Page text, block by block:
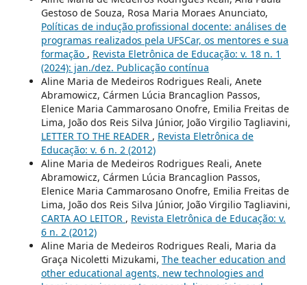
Gestoso de Souza, Rosa Maria Moraes Anunciato,
Políticas de indução profissional docente: análises de
programas realizados pela UFSCar, os mentores e sua
formação , Revista Eletrônica de Educação: v. 18 n. 1
(2024): jan./dez. Publicação contínua
Aline Maria de Medeiros Rodrigues Reali, Anete
Abramowicz, Cármen Lúcia Brancaglion Passos,
Elenice Maria Cammarosano Onofre, Emilia Freitas de
Lima, João dos Reis Silva Júnior, João Virgilio Tagliavini,
LETTER TO THE READER , Revista Eletrônica de
Educação: v. 6 n. 2 (2012)
Aline Maria de Medeiros Rodrigues Reali, Anete
Abramowicz, Cármen Lúcia Brancaglion Passos,
Elenice Maria Cammarosano Onofre, Emilia Freitas de
Lima, João dos Reis Silva Júnior, João Virgilio Tagliavini,
CARTA AO LEITOR , Revista Eletrônica de Educação: v.
6 n. 2 (2012)
Aline Maria de Medeiros Rodrigues Reali, Maria da
Graça Nicoletti Mizukami, The teacher education and
other educational agents, new technologies and